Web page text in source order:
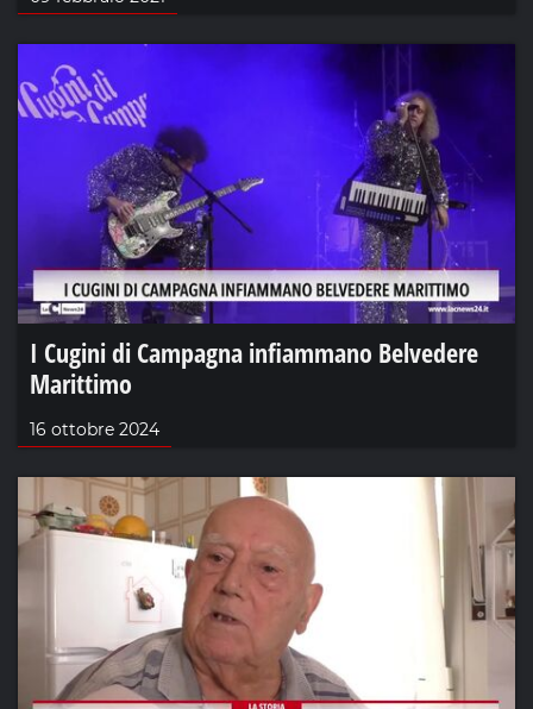
I Cugini di Campagna infiammano Belvedere
Marittimo
16 ottobre 2024